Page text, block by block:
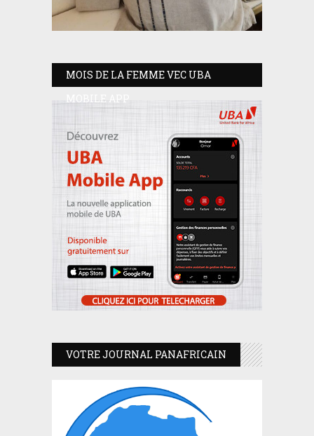
MOIS DE LA FEMME VEC UBA
MOBILE APP
VOTRE JOURNAL PANAFRICAIN